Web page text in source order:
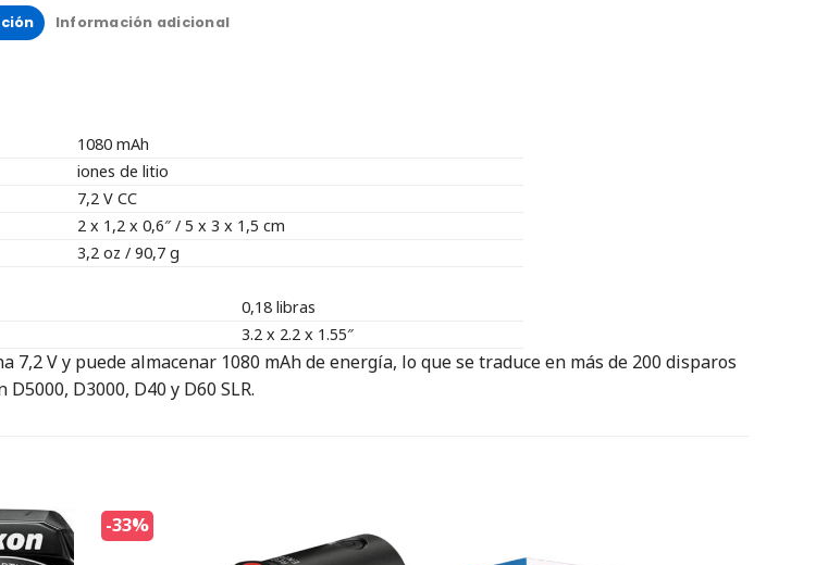
Información adicional
1080 mAh
iones de litio
7,2 V CC
2 x 1,2 x 0,6″ / 5 x 3 x 1,5 cm
3,2 oz / 90,7 g
0,18 libras
3.2 x 2.2 x 1.55″
7,2 V y puede almacenar 1080 mAh de energía, lo que se traduce en más de 200 disparos
D3000, D40 y D60 SLR.
-33%